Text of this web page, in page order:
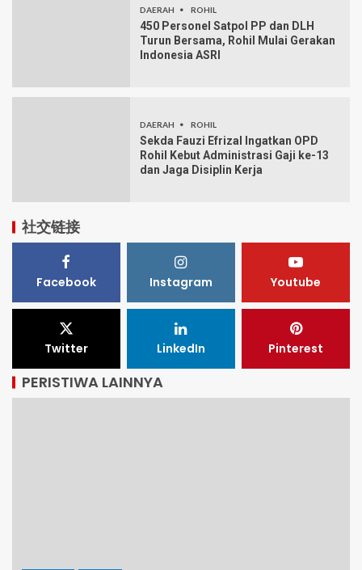
DAERAH ROHIL
450 Personel Satpol PP dan DLH
Turun Bersama, Rohil Mulai Gerakan
Indonesia ASRI
DAERAH ROHIL
Sekda Fauzi Efrizal Ingatkan OPD
Rohil Kebut Administrasi Gaji ke-13
dan Jaga Disiplin Kerja
社交链接
Facebook Instagram Youtube
Twitter LinkedIn Pinterest
PERISTIWA LAINNYA